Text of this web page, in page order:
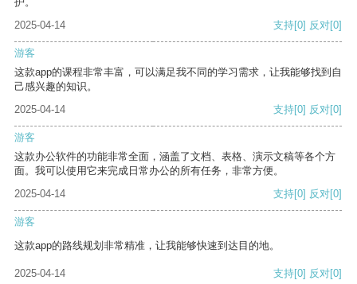
2025-04-14
支持[0] 反对[0]
游客
这款app的课程非常丰富，可以满足我不同的学习需求，让我能够找到自
己感兴趣的知识。
2025-04-14
支持[0] 反对[0]
游客
这款办公软件的功能非常全面，涵盖了文档、表格、演示文稿等各个方
面。我可以使用它来完成日常办公的所有任务，非常方便。
2025-04-14
支持[0] 反对[0]
游客
这款app的路线规划非常精准，让我能够快速到达目的地。
2025-04-14 支持[0] 反对[0]